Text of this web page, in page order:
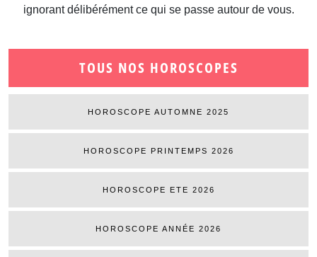
TOUS NOS HOROSCOPES
HOROSCOPE AUTOMNE 2025
HOROSCOPE PRINTEMPS 2026
HOROSCOPE ETE 2026
HOROSCOPE ANNÉE 2026
ignorant délibérément ce qui se passe autour de vous.